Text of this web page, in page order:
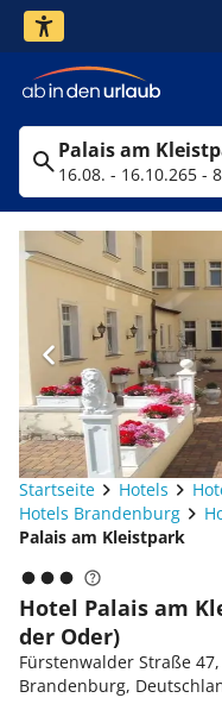
Palais am
16.08. - 16.10.265 -
Startseite Hotels
Hotels Brandenburg
Palais am Kleistpark
Hotel Palais am
der Oder)
Fürstenwalder Straße
Brandenburg,